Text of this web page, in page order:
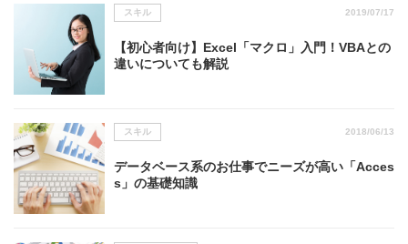
スキル 2019/07/17
【初心者向け】Excel「マクロ」入門！VBAとの
違いについても解説
スキル 2018/06/13
データベース系のお仕事でニーズが高い「Acces
s」の基礎知識